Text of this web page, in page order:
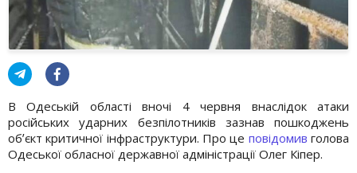
В Одеській області вночі 4 червня внаслідок атаки
російських ударних безпілотників зазнав пошкоджень
обʼєкт критичної інфраструктури. Про це повідомив голова
Одеської обласної державної адміністрації Олег Кіпер.